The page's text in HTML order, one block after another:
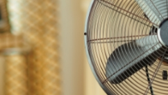
VENTILADORES